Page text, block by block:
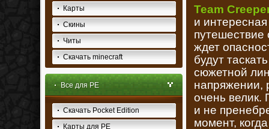
Карты
Скины
Читы
Скачать minecraft
Все для PE
Скачать Pocket Edition
Карты для PE
Team
и
путешествие
ждет
будут
сюжетной
напряжении,
очень велик.
и не
момент,